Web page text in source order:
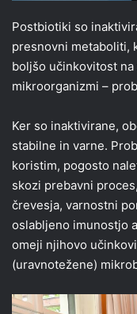
Postbiotiki so
presnovni metaboliti,
boljšo učinkovitost
mikroorganizmi –
Ker so inaktivirane,
stabilne in varne.
koristim, pogosto
skozi prebavni
črevesja, varnostni
oslabljeno imunostjo
omeji njihovo
(uravnotežene)